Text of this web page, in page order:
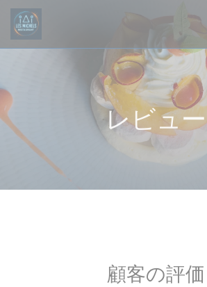
クッキー利用の管理について
レビュー
顧客の評価